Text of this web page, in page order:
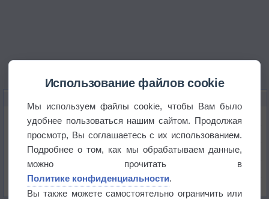
Температура
Давление
Осадки
Облачность
Список всех карт
Использование файлов cookie
Мы используем файлы cookie, чтобы Вам было
удобнее пользоваться нашим сайтом. Продолжая
просмотр, Вы соглашаетесь с их использованием.
Подробнее о том, как мы обрабатываем данные,
можно прочитать в
Политике конфиденциальности.
Вы также можете самостоятельно ограничить или